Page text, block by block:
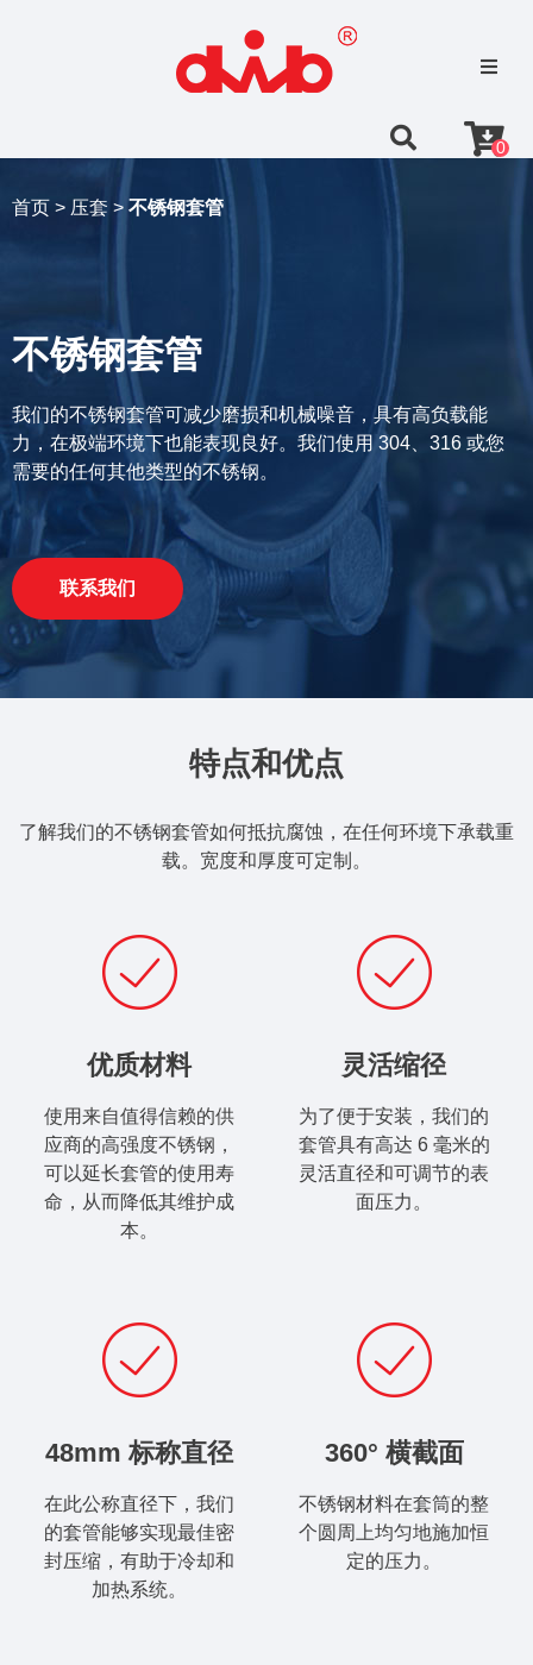
0
首页 > 压套 > 不锈钢套管
不锈钢套管
我们的不锈钢套管可减少磨损和机械噪音，具有高负载能
力，在极端环境下也能表现良好。我们使用 304、316 或您
需要的任何其他类型的不锈钢。
联系我们
特点和优点
了解我们的不锈钢套管如何抵抗腐蚀，在任何环境下承载重
载。宽度和厚度可定制。
优质材料
使用来自值得信赖的供
应商的高强度不锈钢，
可以延长套管的使用寿
命，从而降低其维护成
本。
灵活缩径
为了便于安装，我们的
套管具有高达 6 毫米的
灵活直径和可调节的表
面压力。
48mm 标称直径
在此公称直径下，我们
的套管能够实现最佳密
封压缩，有助于冷却和
加热系统。
360° 横截面
不锈钢材料在套筒的整
个圆周上均匀地施加恒
定的压力。